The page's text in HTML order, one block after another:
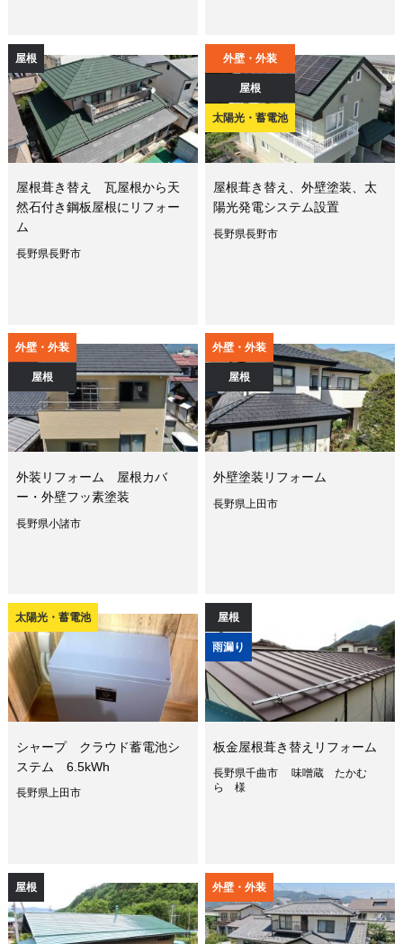
屋根
屋根葺き替え 瓦屋根から天
然石付き鋼板屋根にリフォー
ム
長野県長野市
外壁・外装
屋根
太陽光・蓄電池
屋根葺き替え、外壁塗装、太
陽光発電システム設置
長野県長野市
外壁・外装
屋根
外装リフォーム 屋根カバ
ー・外壁フッ素塗装
長野県小諸市
外壁・外装
屋根
外壁塗装リフォーム
長野県上田市
太陽光・蓄電池
シャープ クラウド蓄電池シ
ステム 6.5kWh
長野県上田市
屋根
雨漏り
板金屋根葺き替えリフォーム
長野県千曲市 味噌蔵 たかむ
ら 様
屋根 外壁・外装